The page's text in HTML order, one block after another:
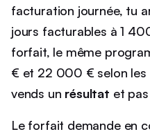
facturation journée, tu
jours facturables à 1
forfait, le même
€ et 22 000 € selon les
vends un résultat et
Le forfait demande en